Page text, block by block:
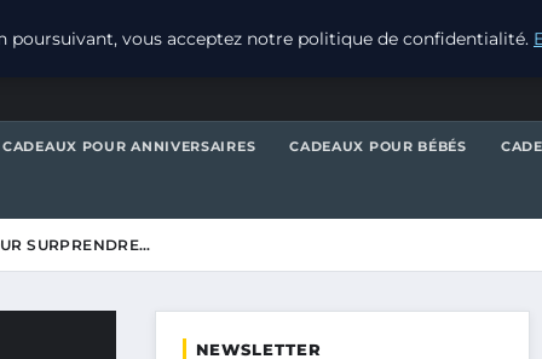
CADEAUX POUR ANNIVERSAIRES CADEAUX POUR BÉBÉS
SURPRENDRE…
NEWSLETTER
poursuivant, vous acceptez notre politique de confidentialité.